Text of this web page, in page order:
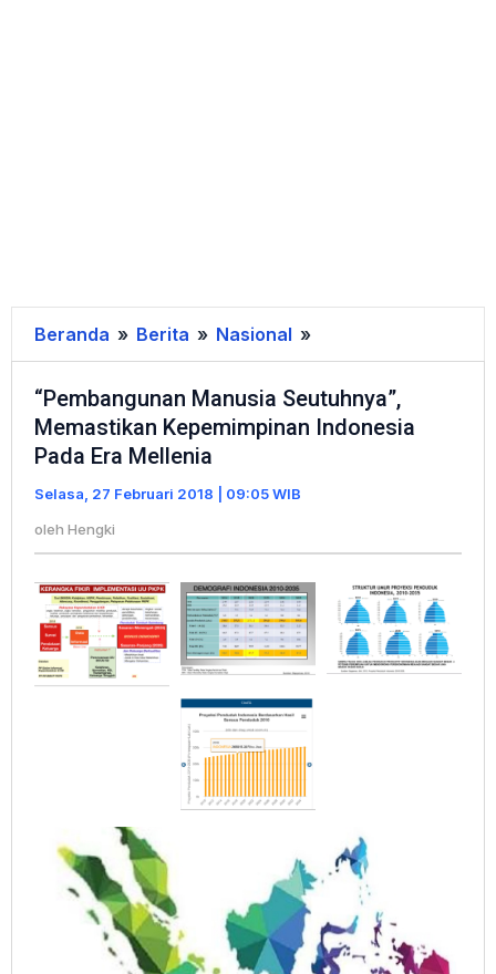
Beranda » Berita » Nasional »
Manusia
Seutuhnya",
Memastikan
Era
Mellenia
“Pembangunan Manusia Seutuhnya”,
Memastikan Kepemimpinan Indonesia
Pada Era Mellenia
Selasa, 27 Februari 2018 | 09:05 WIB
oleh Hengki